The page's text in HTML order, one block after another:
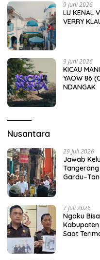
9 Juni 2026
LU KENAL
VERRY
9 Juni 2026
KICAU
YAOW 86
NDANGAK
Nusantara
29 Juli 2026
Jawab
7 Juli 2026
Ngaku
Kabupaten
Saat